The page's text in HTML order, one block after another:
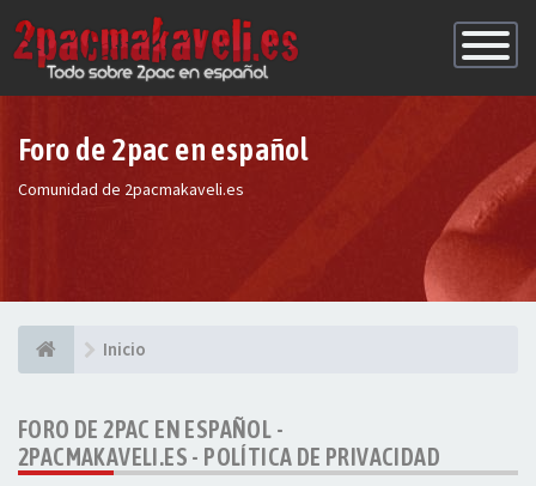
de
Foro de 2pac en español
Comunidad de 2pacmakaveli.es
Inicio
FORO DE 2PAC EN ESPAÑOL -
2PACMAKAVELI.ES - POLÍTICA DE PRIVACIDAD